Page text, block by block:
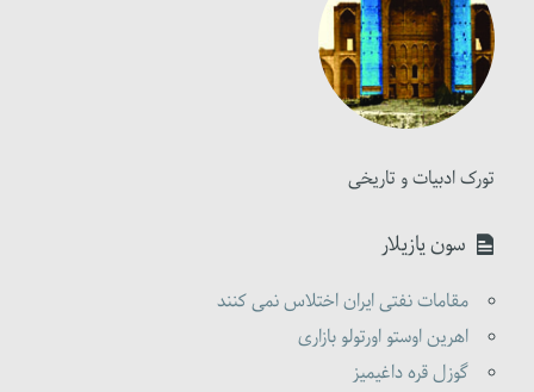
تورک ادبیات و تاریخی
سون یازیلار
مقامات نفتی ایران اختلاس نمی کنند
اهرین اوستو اورتولو بازاری
گوزل قره داغیمیز